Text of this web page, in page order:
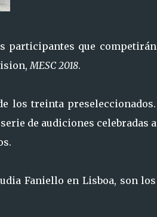
participantes que competirán
MESC 2018.
los treinta preseleccionados.
de audiciones celebradas a
Faniello en Lisboa, son los